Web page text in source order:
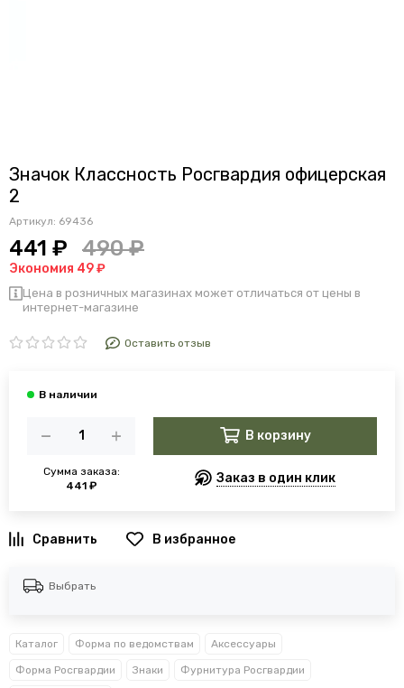
Значок Классность Росгвардия офицерская
2
Артикул: 69436
441 ₽ 490 ₽
Экономия 49 ₽
Цена в розничных магазинах может отличаться от цены в
интернет-магазине
Оставить отзыв
Сумма заказа:
441 ₽
В корзину
Заказ в один клик
В избранное
Выбрать
Каталог Форма по ведомствам Аксессуары
Форма Росгвардии Знаки Фурнитура Росгвардии